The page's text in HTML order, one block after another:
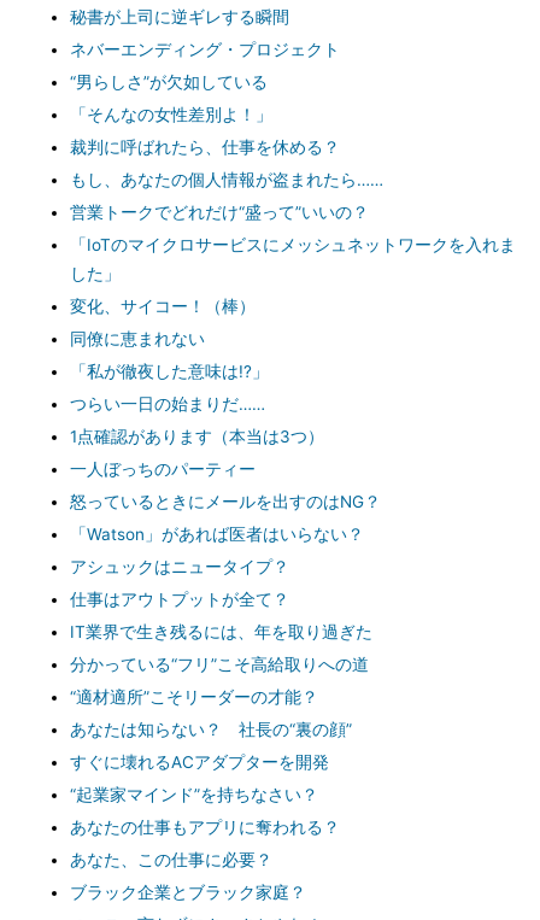
秘書が上司に逆ギレする瞬間
ネバーエンディング・プロジェクト
“男らしさ”が欠如している
「そんなの女性差別よ！」
裁判に呼ばれたら、仕事を休める？
もし、あなたの個人情報が盗まれたら……
営業トークでどれだけ“盛って”いいの？
「IoTのマイクロサービスにメッシュネットワークを入れま
した」
変化、サイコー！（棒）
同僚に恵まれない
「私が徹夜した意味は!?」
つらい一日の始まりだ……
1点確認があります（本当は3つ）
一人ぼっちのパーティー
怒っているときにメールを出すのはNG？
「Watson」があれば医者はいらない？
アシュックはニュータイプ？
仕事はアウトプットが全て？
IT業界で生き残るには、年を取り過ぎた
分かっている“フリ”こそ高給取りへの道
“適材適所”こそリーダーの才能？
あなたは知らない？ 社長の“裏の顔”
すぐに壊れるACアダプターを開発
“起業家マインド”を持ちなさい？
あなたの仕事もアプリに奪われる？
あなた、この仕事に必要？
ブラック企業とブラック家庭？